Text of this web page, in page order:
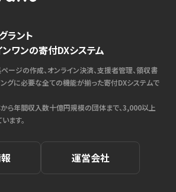
ラント
ワンの寄付DXシステム
ージの作成、オンライン決済、支援者管理、領収書
ングに必要な全ての機能が揃った寄付DXシステムで
ら年間収入数十億円規模の団体まで、3,000以上
ます。
運営会社